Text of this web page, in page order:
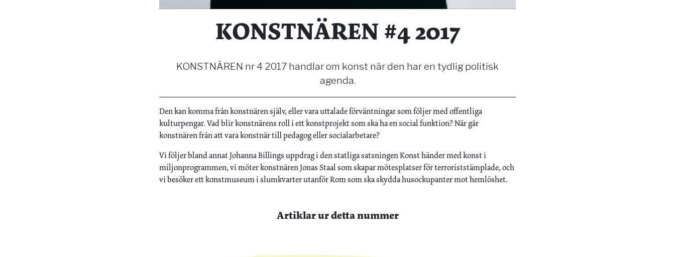
KONSTNÄREN #4 2017
KONSTNÄREN nr 4 2017 handlar om konst när den har en tydlig politisk
agenda.
Den kan komma från konstnären själv, eller vara uttalade förväntningar som följer med offentliga
kulturpengar. Vad blir konstnärens roll i ett konstprojekt som ska ha en social funktion? När går
konstnären från att vara konstnär till pedagog eller socialarbetare?
Vi följer bland annat Johanna Billings uppdrag i den statliga satsningen Konst händer med konst i
miljonprogrammen, vi möter konstnären Jonas Staal som skapar mötesplatser för terroriststämplade, och
vi besöker ett konstmuseum i slumkvarter utanför Rom som ska skydda husockupanter mot hemlöshet.
Artiklar ur detta nummer